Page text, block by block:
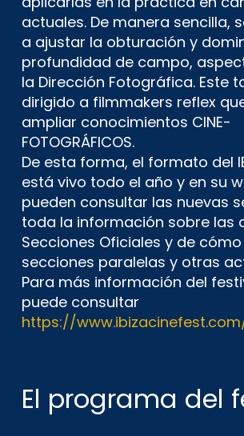
actuales. De manera sencilla,
a ajustar la obturación y
profundidad de campo,
la Dirección Fotográfica. Este
dirigido a filmmakers reflex
ampliar conocimientos CINE-
FOTOGRÁFICOS.
De esta forma, el formato del
está vivo todo el año y en su
pueden consultar las nuevas
toda la información sobre las
Secciones Oficiales y de
secciones paralelas y otras
Para más información del
puede consultar
https://
El programa del